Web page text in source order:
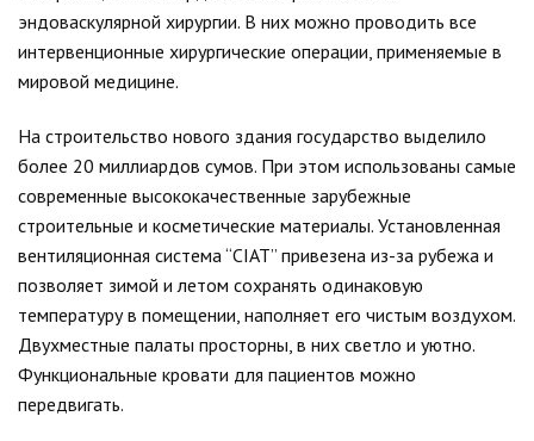
эндоваскулярной хирургии. В них можно проводить все
интервенционные хирургические операции, применяемые в
мировой медицине.
На строительство нового здания государство выделило
более 20 миллиардов сумов. При этом использованы самые
современные высококачественные зарубежные
строительные и косметические материалы. Установленная
вентиляционная система “CIAT” привезена из-за рубежа и
позволяет зимой и летом сохранять одинаковую
температуру в помещении, наполняет его чистым воздухом.
Двухместные палаты просторны, в них светло и уютно.
Функциональные кровати для пациентов можно
передвигать.